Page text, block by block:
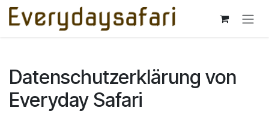
Zum Inhalt springen
Datenschutzerklärung von
Everyday Safari